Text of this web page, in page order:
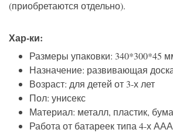
(приобретаются отдельно).
Хар-ки:
Размеры упаковки: 340*300*45
Назначение: развивающая
Возраст: для детей от 3-х лет
Пол: унисекс
Материал: металл, пластик,
Работа от батареек типа 4-х